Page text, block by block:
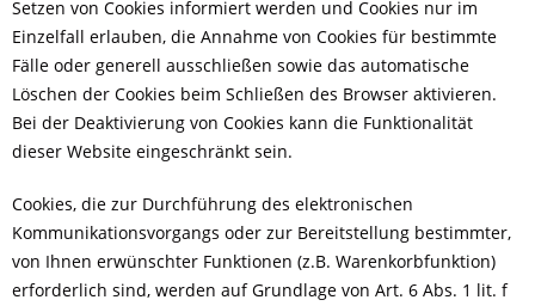
Setzen von Cookies informiert werden und Cookies nur im
Einzelfall erlauben, die Annahme von Cookies für bestimmte
Fälle oder generell ausschließen sowie das automatische
Löschen der Cookies beim Schließen des Browser aktivieren.
Bei der Deaktivierung von Cookies kann die Funktionalität
dieser Website eingeschränkt sein.
Cookies, die zur Durchführung des elektronischen
Kommunikationsvorgangs oder zur Bereitstellung bestimmter,
von Ihnen erwünschter Funktionen (z.B. Warenkorbfunktion)
erforderlich sind, werden auf Grundlage von Art. 6 Abs. 1 lit. f